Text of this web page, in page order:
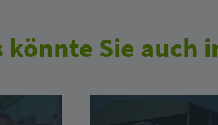
könnte Sie auch